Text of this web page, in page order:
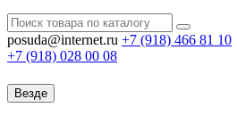
posuda@internet.ru +7 (918) 466 81 10
+7 (918) 028 00 08
Везде